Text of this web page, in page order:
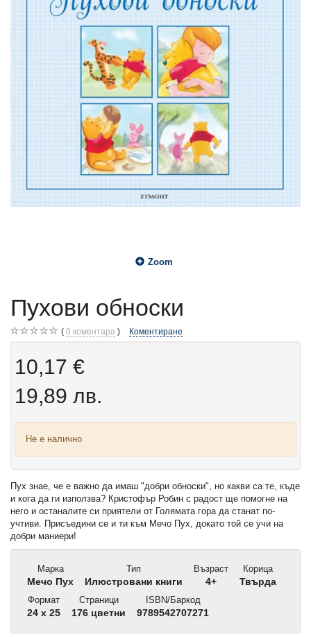
Zoom
Пухови обноски
0 коментара Коментиране
10,17 €
19,89 лв.
Не е налично
Пух знае, че е важно да имаш "добри обноски", но какви са те, къде
и кога да ги използва? Кристофър Робин с радост ще помогне на
него и останалите си приятели от Голямата гора да станат по-
учтиви. Присъедини се и ти към Мечо Пух, докато той се учи на
добри маниери!
Марка
Мечо Пух
Тип
Илюстровани книги
Възраст
4+
Корица
Твърда
Формат
24 x 25
Страници
176 цветни
ISBN/Баркод
9789542707271